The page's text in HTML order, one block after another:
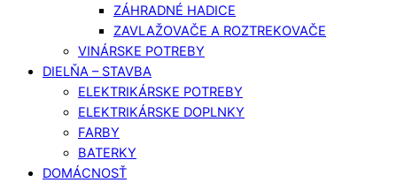
ZÁHRADNÉ HADICE
ZAVLAŽOVAČE A ROZTREKOVAČE
VINÁRSKE POTREBY
DIELŇA – STAVBA
ELEKTRIKÁRSKE POTREBY
ELEKTRIKÁRSKE DOPLNKY
FARBY
BATERKY
DOMÁCNOSŤ